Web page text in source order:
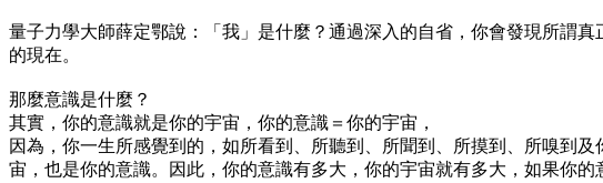
量子力學大師薛定鄂說：「我」是什麼？通過深入的自省，你會發現所謂
的現在。
那麼意識是什麼？
其實，你的意識就是你的宇宙，你的意識＝你的宇宙，
因為，你一生所感覺到的，如所看到、所聽到、所聞到、所摸到、所嗅到
宙，也是你的意識。因此，你的意識有多大，你的宇宙就有多大，如果你